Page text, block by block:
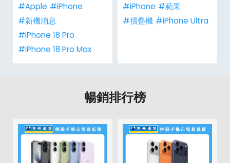
#Apple #iPhone
#新機消息
#iPhone 18 Pro
#iPhone 18 Pro Max
#iPhone #蘋果
#摺疊機 #iPhone Ultra
暢銷排行榜